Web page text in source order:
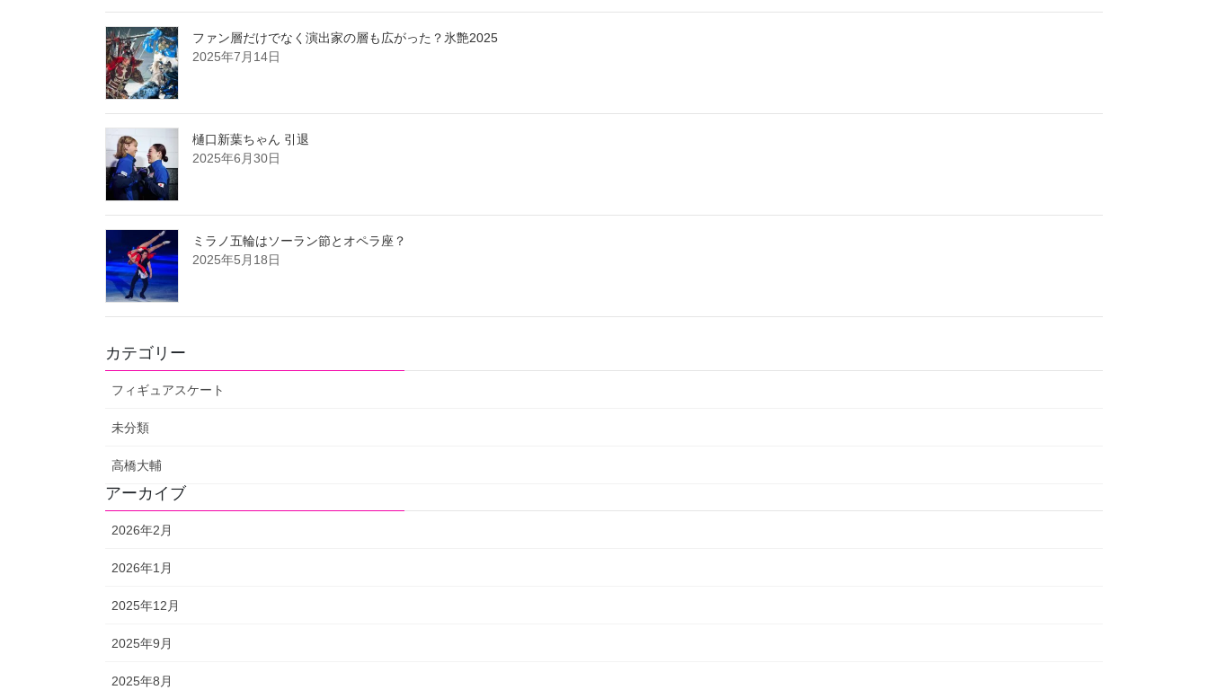
ファン層だけでなく演出家の層も広がった？氷艶2025
2025年7月14日
樋口新葉ちゃん 引退
2025年6月30日
ミラノ五輪はソーラン節とオペラ座？
2025年5月18日
カテゴリー
フィギュアスケート
未分類
高橋大輔
アーカイブ
2026年2月
2026年1月
2025年12月
2025年9月
2025年8月